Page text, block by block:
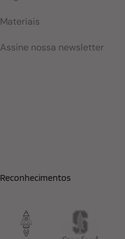
Materiais
Assine nossa newsletter
Reconhecimentos